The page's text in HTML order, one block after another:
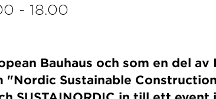
- 18.00
Bauhaus och som en del av
"Nordic Sustainable